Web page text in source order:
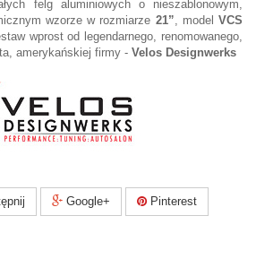
felg aluminiowych o nieszablonowym,
wzorze w rozmiarze 21”, model VCS
wprost od legendarnego, renomowanego,
amerykańskiej firmy - Velos Designwerks
Google+ Pinterest